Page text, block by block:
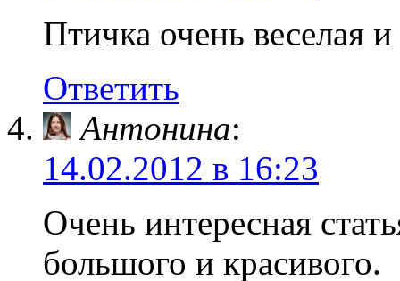
Птичка очень веселая
Ответить
Антонина:
14.02.2012 в 16:23
Очень интересная
большого и красивого.